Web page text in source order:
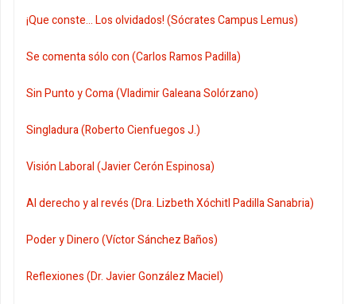
¡Que conste... Los olvidados! (Sócrates Campus Lemus)
Se comenta sólo con (Carlos Ramos Padilla)
Sin Punto y Coma (Vladimir Galeana Solórzano)
Singladura (Roberto Cienfuegos J.)
Visión Laboral (Javier Cerón Espinosa)
Al derecho y al revés (Dra. Lizbeth Xóchitl Padilla Sanabria)
Poder y Dinero (Víctor Sánchez Baños)
Reflexiones (Dr. Javier González Maciel)